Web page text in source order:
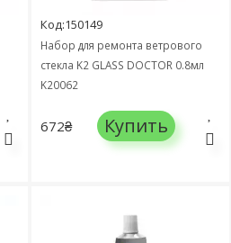
Код:150149
Набор для ремонта ветрового
стекла K2 GLASS DOCTOR 0.8мл
K20062
672₴ Купить